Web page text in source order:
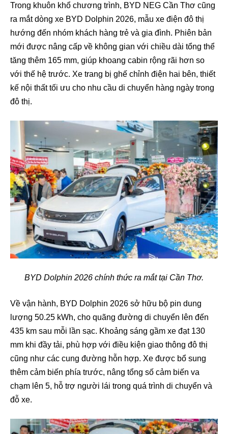
Trong khuôn khổ chương trình, BYD NEG Cần Thơ cũng
ra mắt dòng xe BYD Dolphin 2026, mẫu xe điện đô thị
hướng đến nhóm khách hàng trẻ và gia đình. Phiên bản
mới được nâng cấp về không gian với chiều dài tổng thể
tăng thêm 165 mm, giúp khoang cabin rộng rãi hơn so
với thế hệ trước. Xe trang bị ghế chỉnh điện hai bên, thiết
kế nội thất tối ưu cho nhu cầu di chuyển hàng ngày trong
đô thị.
BYD Dolphin 2026 chính thức ra mắt tại Cần Thơ.
Về vận hành, BYD Dolphin 2026 sở hữu bộ pin dung
lượng 50.25 kWh, cho quãng đường di chuyển lên đến
435 km sau mỗi lần sạc. Khoảng sáng gầm xe đạt 130
mm khi đầy tải, phù hợp với điều kiện giao thông đô thị
cũng như các cung đường hỗn hợp. Xe được bổ sung
thêm cảm biến phía trước, nâng tổng số cảm biến va
chạm lên 5, hỗ trợ người lái trong quá trình di chuyển và
đỗ xe.